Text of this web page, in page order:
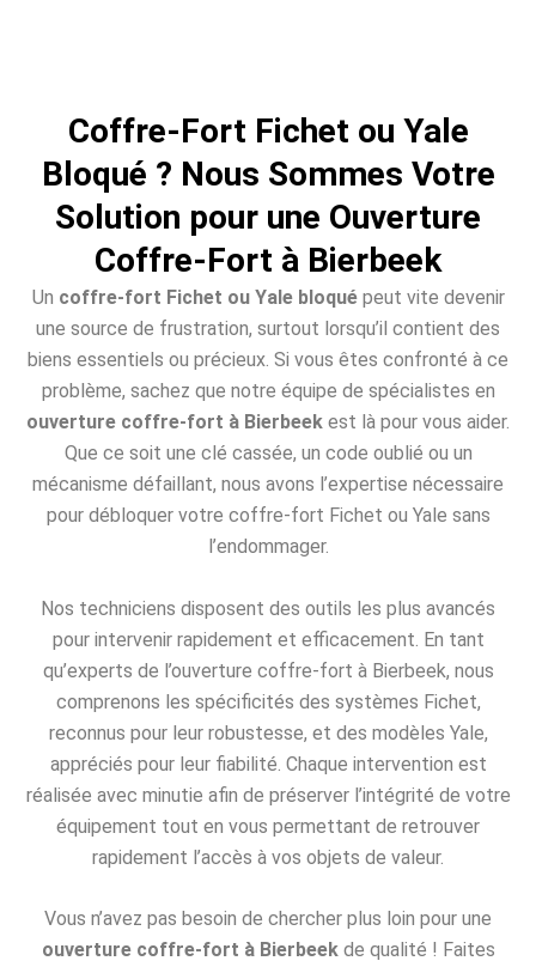
Coffre-Fort Fichet ou Yale
Bloqué ? Nous Sommes Votre
Solution pour une Ouverture
Coffre-Fort à Bierbeek
Un coffre-fort Fichet ou Yale bloquépeut vite devenir
une source de frustration, surtout lorsqu’il contient des
biens essentiels ou précieux. Si vous êtes confronté à ce
problème, sachez que notre équipe de spécialistes en
ouverture coffre-fort à Bierbeek est là pour vous aider.
Que ce soit une clé cassée, un code oublié ou un
mécanisme défaillant, nous avons l’expertise nécessaire
pour débloquer votre coffre-fort Fichet ou Yale sans
l’endommager.
Nos techniciens disposent des outils les plus avancés
pour intervenir rapidement et efficacement. En tant
qu’experts de l’ouverture coffre-fort à Bierbeek, nous
comprenons les spécificités des systèmes Fichet,
reconnus pour leur robustesse, et des modèles Yale,
appréciés pour leur fiabilité. Chaque intervention est
réalisée avec minutie afin de préserver l’intégrité de votre
équipement tout en vous permettant de retrouver
rapidement l’accès à vos objets de valeur.
Vous n’avez pas besoin de chercher plus loin pour une
ouverture coffre-fort à Bierbeekde qualité ! Faites